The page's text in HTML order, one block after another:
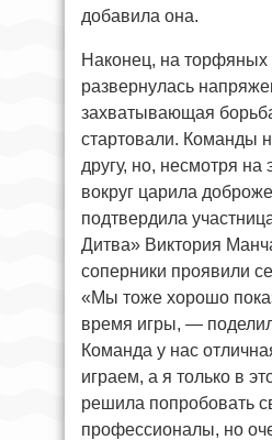
добавила она.
Наконец, на торфяных
развернулась
захватывающая
стартовали. Команды
другу, но, несмотря на
вокруг царила
подтвердила
Дитва» Виктория
соперники проявили
«Мы тоже хорошо
время игры, —
Команда у нас
играем, а я только в
решила попробовать
профессионалы, но